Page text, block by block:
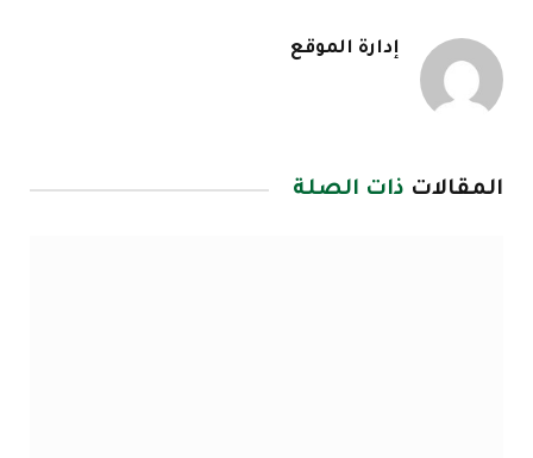
إدارة الموقع
المقالات ذات الصلة